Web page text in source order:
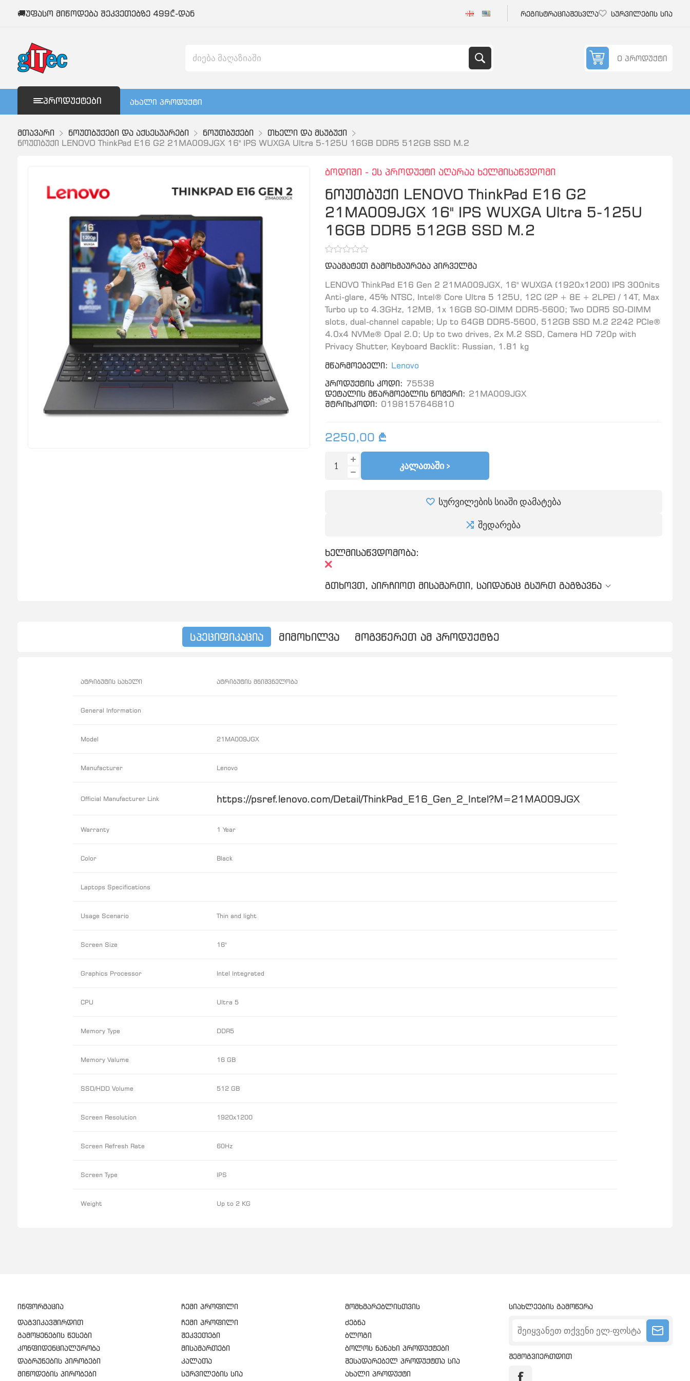
🚚უფასო მიწოდება შეკვეთებზე 499₾-დან რეგისტრაციაშესვლა სურვილების სია
0 პროდუქტი
ᲞᲠᲝᲓᲣᲥᲢᲔᲑᲘ ახალი პროდუქტი
მთავარი ნოუთბუქები და აქსესუარები ნოუთბუქები
თხელი და მსუბუქი
ნოუთბუქი LENOVO ThinkPad E16 G2 21MA009JGX 16" IPS WUXGA Ultra 5-125U 16GB DDR5 512GB SSD M.2
ბოდიში - ეს პროდუქტი აღარაა ხელმისაწვდომი
ნოუთბუქი LENOVO ThinkPad E16 G2
21MA009JGX 16" IPS WUXGA Ultra 5-125U
16GB DDR5 512GB SSD M.2
დაამატეთ გამოხმაურება პირველმა
LENOVO ThinkPad E16 Gen 2 21MA009JGX, 16" WUXGA (1920x1200) IPS 300nits
Anti-glare, 45% NTSC, Intel® Core Ultra 5 125U, 12C (2P + 8E + 2LPE) / 14T, Max
Turbo up to 4.3GHz, 12MB, 1x 16GB SO-DIMM DDR5-5600; Two DDR5 SO-DIMM
slots, dual-channel capable; Up to 64GB DDR5-5600, 512GB SSD M.2 2242 PCIe®
4.0x4 NVMe® Opal 2.0; Up to two drives, 2x M.2 SSD, Camera HD 720p with
Privacy Shutter, Keyboard Backlit: Russian, 1.81 kg
მწარმოებელი: Lenovo
პროდუქტის კოდი: 75538
დეტალის მწარმოებლის ნომერი: 21MA009JGX
შტრიხკოდი: 0198157646810
2250,00 ₾
ᲙᲐᲚᲐᲗᲐᲨᲘ >
სურვილების სიაში დამატება
შედარება
ხელმისაწვდომობა:
გთხოვთ, აირჩიოთ მისამართი, საიდანაც გსურთ გაგზავნა
სპეციფიკაცია მიმოხილვა მოგვწერეთ ამ პროდუქტზე
ატრიბუტის სახელი ატრიბუტის მნიშვნელობა
General Information
Model 21MA009JGX
Manufacturer Lenovo
Official Manufacturer Link https://psref.lenovo.com/Detail/ThinkPad_E16_Gen_2_Intel?M=21MA009JGX
Warranty 1 Year
Color Black
Laptops Specifications
Usage Scenario Thin and light
Screen Size 16"
Graphics Processor Intel Integrated
CPU Ultra 5
Memory Type DDR5
Memory Valume 16 GB
SSD/HDD Volume 512 GB
Screen Resolution 1920x1200
Screen Refresh Rate 60Hz
Screen Type IPS
Weight Up to 2 KG
ინფორმაცია
დაგვიკავშირდით
გამოყენების წესები
კონფიდენციალურობა
დაბრუნების პირობები
მიწოდების პირობები
ჩემი პროფილი
ჩემი პროფილი
შეკვეთები
მისამართები
კალათა
სურვილების სია
მომხმარებლისთვის
ძებნა
ბლოგი
ბოლოს ნანახი პროდუქტები
შესადარებელ პროდუქტთა სია
ახალი პროდუქტი
სიახლეების გამოწერა
შემოგვიერთდით